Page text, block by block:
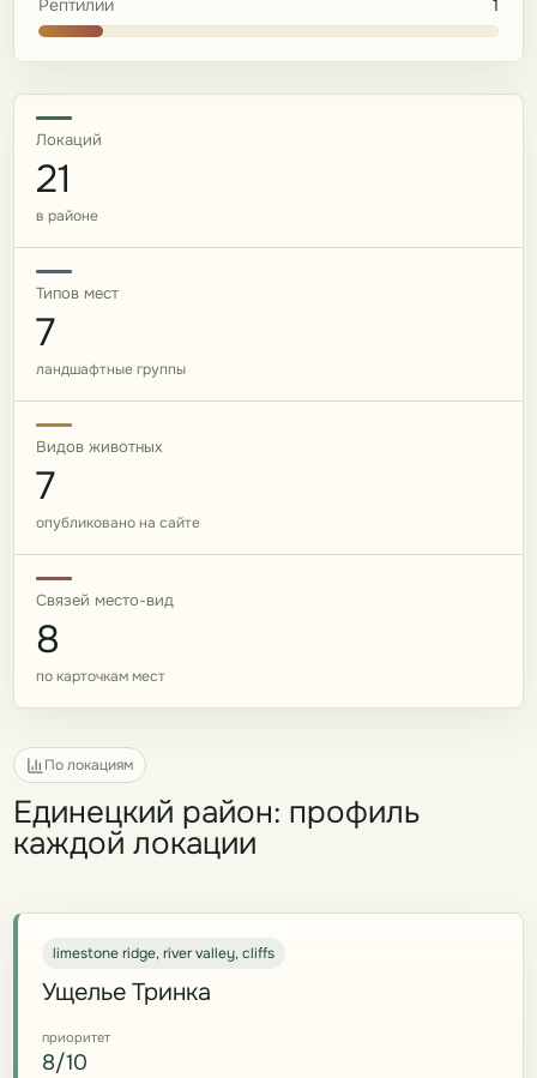
Рептилии 1
Локаций
21
в районе
Типов мест
7
ландшафтные группы
Видов животных
7
опубликовано на сайте
Связей место-вид
8
по карточкам мест
По локациям
Единецкий район: профиль
каждой локации
limestone ridge, river valley, cliffs
Ущелье Тринка
приоритет
8/10